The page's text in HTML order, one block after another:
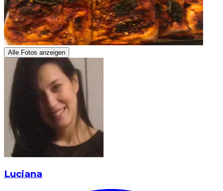
Alle Fotos anzeigen
Luciana